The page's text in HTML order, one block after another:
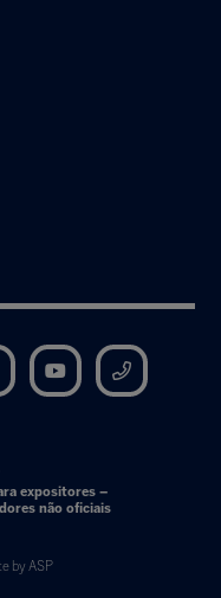
Twitter YouTube
expositores –
não oficiais
by ASP